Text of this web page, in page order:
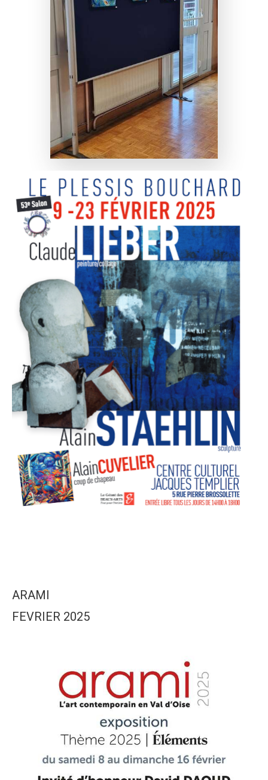
ARAMI
FEVRIER 2025